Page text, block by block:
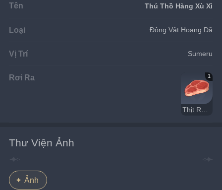
Tên Thú Thồ Hàng Xù Xì
Loại Động Vật Hoang Dã
Vị Trí Sumeru
Rơi Ra 1
Thư Viện Ảnh
Ảnh